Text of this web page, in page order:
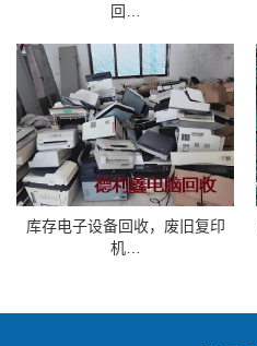
回…
库存电子设备回收，废旧复印
机…